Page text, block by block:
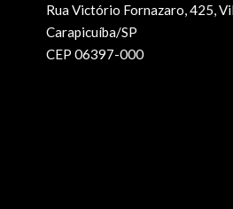
Rua Victório Fornazaro, 425,
Carapicuíba/SP
CEP 06397-000